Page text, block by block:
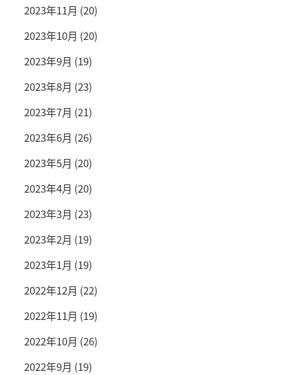
2023年11月 (20)
2023年10月 (20)
2023年9月 (19)
2023年8月 (23)
2023年7月 (21)
2023年6月 (26)
2023年5月 (20)
2023年4月 (20)
2023年3月 (23)
2023年2月 (19)
2023年1月 (19)
2022年12月 (22)
2022年11月 (19)
2022年10月 (26)
2022年9月 (19)